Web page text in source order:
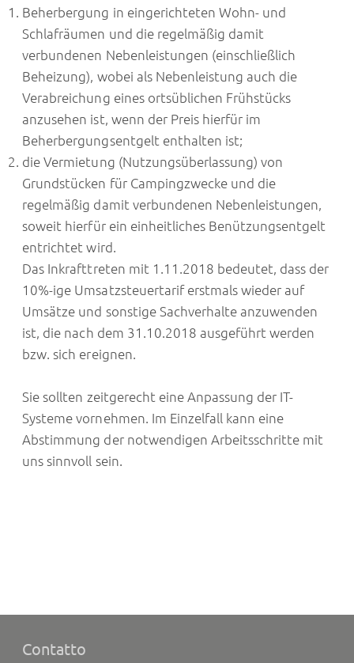
Beherbergung in eingerichteten Wohn- und
Schlafräumen und die regelmäßig damit
verbundenen Nebenleistungen (einschließlich
Beheizung), wobei als Nebenleistung auch die
Verabreichung eines ortsüblichen Frühstücks
anzusehen ist, wenn der Preis hierfür im
Beherbergungsentgelt enthalten ist;
die Vermietung (Nutzungsüberlassung) von
Grundstücken für Campingzwecke und die
regelmäßig damit verbundenen Nebenleistungen,
soweit hierfür ein einheitliches Benützungsentgelt
entrichtet wird.
Das Inkrafttreten mit 1.11.2018 bedeutet, dass der
10%-ige Umsatzsteuertarif erstmals wieder auf
Umsätze und sonstige Sachverhalte anzuwenden
ist, die nach dem 31.10.2018 ausgeführt werden
bzw. sich ereignen.
Sie sollten zeitgerecht eine Anpassung der IT-
Systeme vornehmen. Im Einzelfall kann eine
Abstimmung der notwendigen Arbeitsschritte mit
uns sinnvoll sein.
Contatto